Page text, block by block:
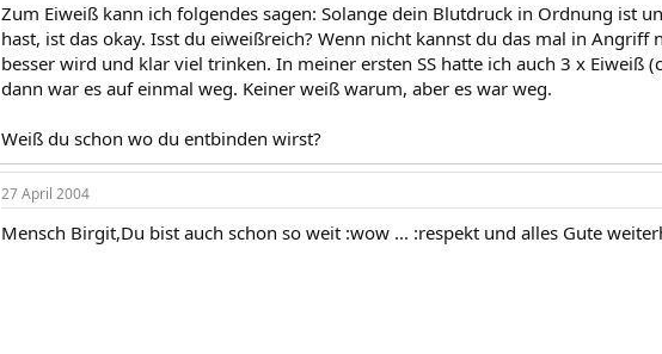
Zum Eiweiß kann ich folgendes sagen: Solange dein Blutdruck in Ordnung ist
hast, ist das okay. Isst du eiweißreich? Wenn nicht kannst du das mal in Angriff
besser wird und klar viel trinken. In meiner ersten SS hatte ich auch 3 x Eiweiß
dann war es auf einmal weg. Keiner weiß warum, aber es war weg.
Weiß du schon wo du entbinden wirst?
27 April 2004
Mensch Birgit,Du bist auch schon so weit :wow ... :respekt und alles Gute